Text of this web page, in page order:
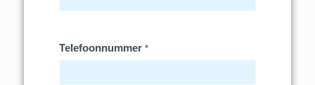
Telefoonnummer *